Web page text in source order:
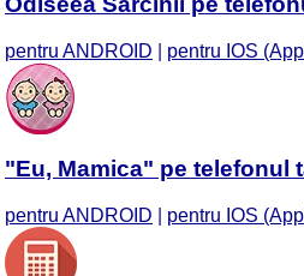
pentru ANDROID pentru IOS
"Eu, Mamica" pe telefonul
pentru ANDROID pentru IOS